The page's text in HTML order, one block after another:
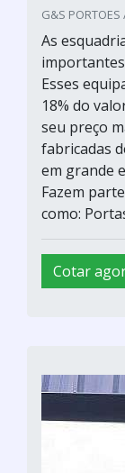
G&S
As
Esses
18% do
seu preço
fabricadas
em grande
Fazem
como:
Cotar